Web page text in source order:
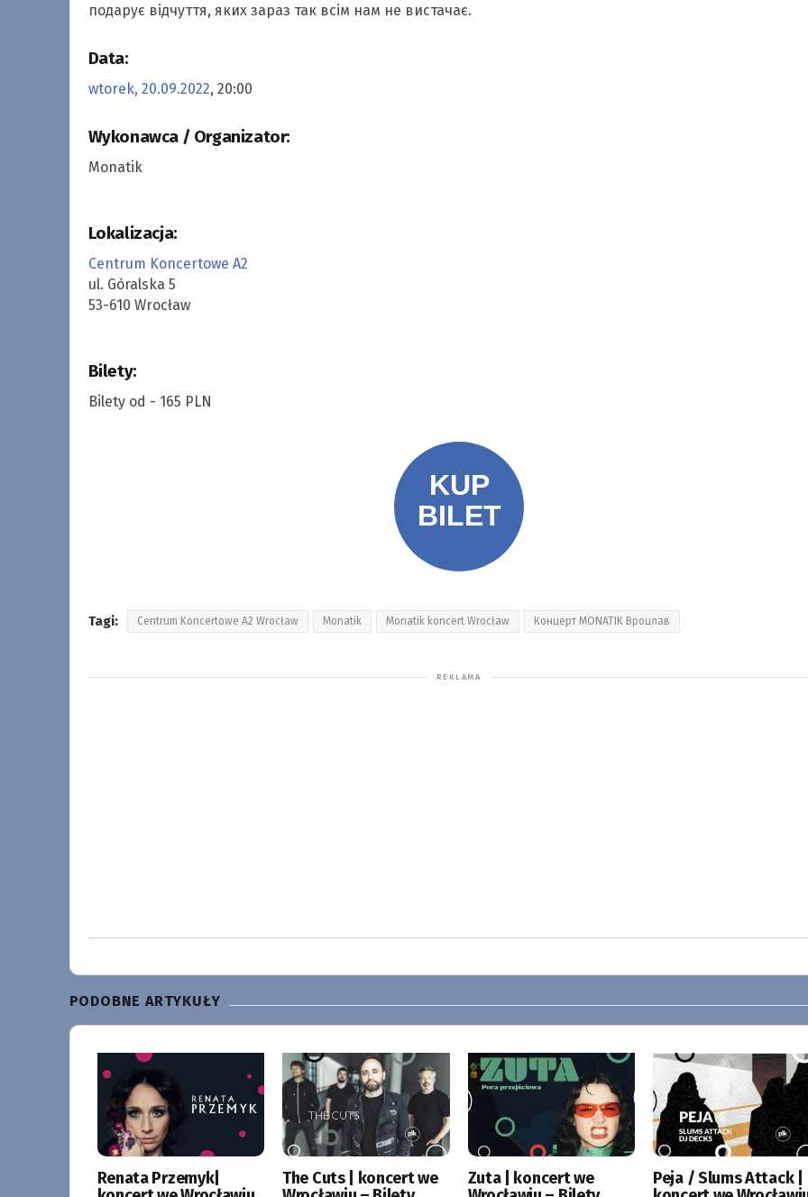
подарує відчуття, яких зараз так всім нам не вистачає.
Data:
wtorek, 20.09.2022, 20:00
Wykonawca / Organizator:
Monatik
Lokalizacja:
Centrum Koncertowe A2
ul. Góralska 5
53-610 Wrocław
Bilety:
Bilety od - 165 PLN
Tagi: Centrum Koncertowe A2 Wrocław Monatik Monatik koncert Wrocław Концерт MONATIK Вроцлав
PODOBNE ARTYKUŁY
Renata Przemyk|
The Cuts | koncert we
Zuta | koncert we
Peja / Slums Attack |